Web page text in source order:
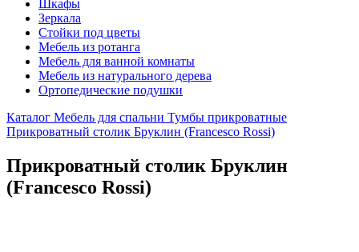
Шкафы
Зеркала
Стойки под цветы
Мебель из ротанга
Мебель для ванной комнаты
Мебель из натурального дерева
Ортопедические подушки
Каталог Мебель для спальни Тумбы прикроватные
Прикроватный столик Бруклин (Francesco Rossi)
Прикроватный столик Бруклин
(Francesco Rossi)